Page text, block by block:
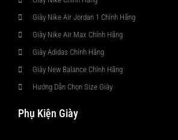
Giày Nike Air Jordan 1 Chính Hãng
Giày Nike Air Max Chính Hãng
Giày Adidas Chính Hãng
Giày New Balance Chính Hãng
Hướng Dẫn Chọn Size Giày
Phụ Kiện Giày